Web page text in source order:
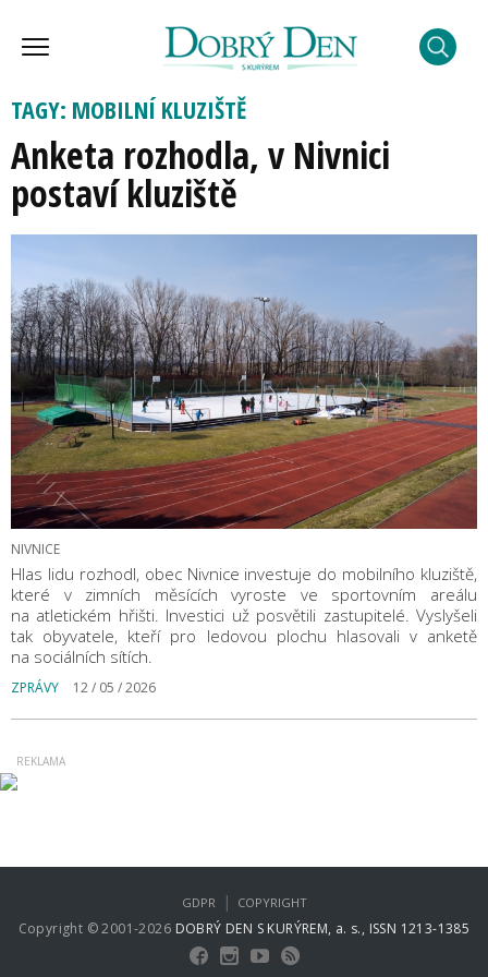
TAGY: MOBILNÍ KLUZIŠTĚ
Anketa rozhodla, v Nivnici
postaví kluziště
NIVNICE
Hlas lidu rozhodl, obec Nivnice investuje do mobilního kluziště,
které v zimních měsících vyroste ve sportovním areálu
na atletickém hřišti. Investici už posvětili zastupitelé. Vyslyšeli
tak obyvatele, kteří pro ledovou plochu hlasovali v anketě
na sociálních sítích.
ZPRÁVY 12 / 05 / 2026
Copyright © 2001-2026 DOBRÝ DEN S KURÝREM, a. s., ISSN 1213-1385
GDPR | COPYRIGHT